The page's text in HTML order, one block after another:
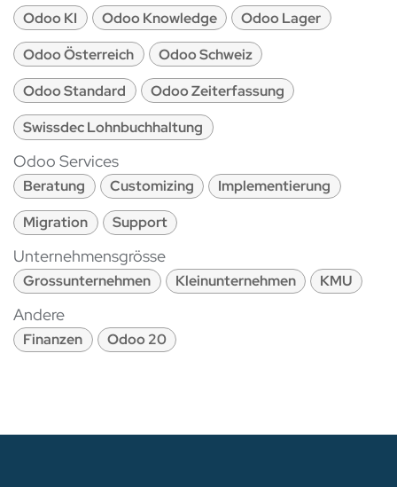
Odoo KI
Odoo Knowledge
Odoo Lager
Odoo Österreich
Odoo Schweiz
Odoo Standard
Odoo Zeiterfassung
Swissdec Lohnbuchhaltung
Odoo Services
Beratung Customizing
Implementierung
Migration
Support
Unternehmensgrösse
Grossunternehmen Kleinunternehmen KMU
Andere
Finanzen Odoo 20